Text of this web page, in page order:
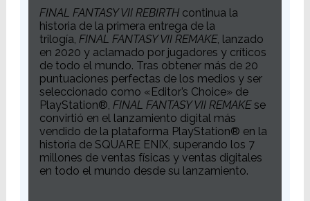
FINAL FANTASY VII REBIRTHcontinua la
historia de la primera entrega de la
trilogía, FINAL FANTASY VII REMAKE, lanzado
en 2020 y aclamado por jugadores y críticos
de todo el mundo. Tras obtener más de 20
puntuaciones perfectas de los medios y ser
seleccionado como «Editor’s Choice» de
PlayStation®, FINAL FANTASY VII REMAKEse
convirtió en el lanzamiento digital más
vendido de la plataforma PlayStation® en la
historia de SQUARE ENIX, superando los 7
millones de ventas físicas y ventas digitales
en todo el mundo desde su lanzamiento.